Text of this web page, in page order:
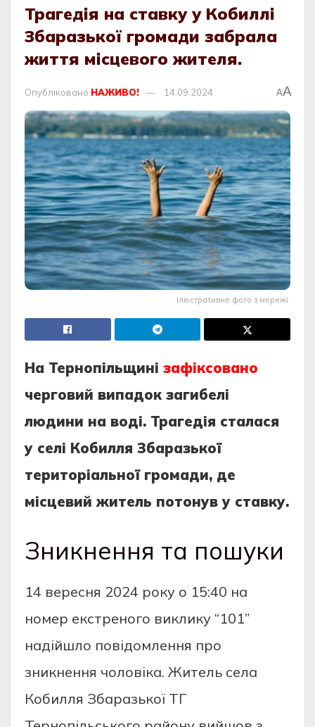
Трагедія на ставку у Кобиллі
Збаразької громади забрала
життя місцевого жителя.
Опубліковано НАЖИВО! 14.09.2024 AA
Ілюстративне фото з мережі.
На Тернопільщині зафіксовано
черговий випадок загибелі
людини на воді. Трагедія сталася
у селі Кобилля Збаразької
територіальної громади, де
місцевий житель потонув у ставку.
Зникнення та пошуки
14 вересня 2024 року о 15:40 на
номер екстреного виклику “101”
надійшло повідомлення про
зникнення чоловіка. Житель села
Кобилля Збаразької ТГ